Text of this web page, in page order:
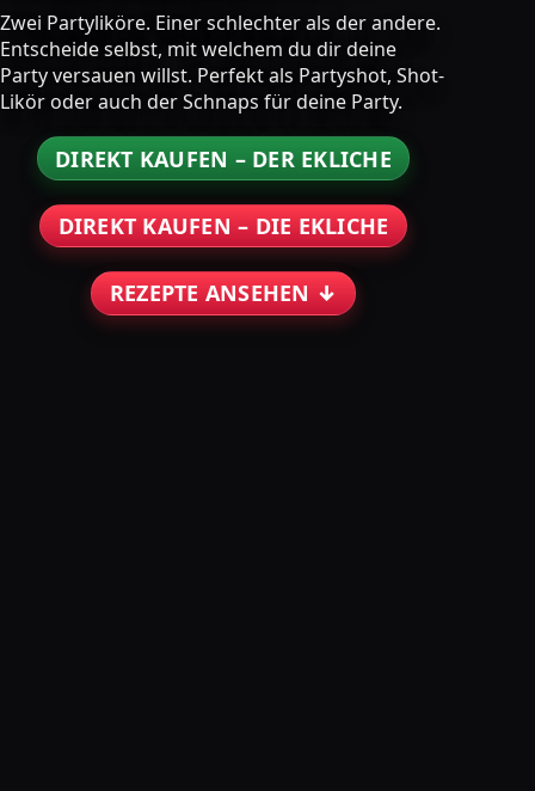
Zwei Partyliköre. Einer schlechter als der andere.
Entscheide selbst, mit welchem du dir deine
Party versauen willst. Perfekt als Partyshot, Shot-
Likör oder auch der Schnaps für deine Party.
DIREKT KAUFEN – DER EKLICHE
DIREKT KAUFEN – DIE EKLICHE
REZEPTE ANSEHEN ↓